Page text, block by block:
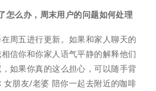
怎么办，周末用户的问题如何处理
周五进行更新。如果和家人聊天的
信你和你家人语气平静的解释他们
如果你真的这么担心，可以随手背
女朋友/老婆 陪你一起去附近的咖啡